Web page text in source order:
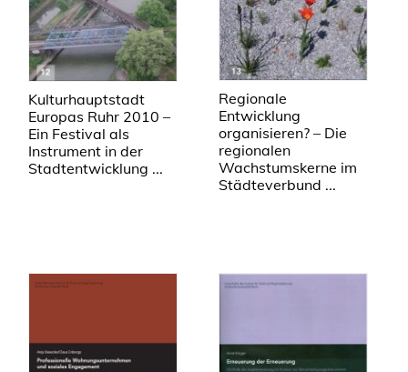
Kulturhauptstadt
Europas Ruhr 2010 –
Ein Festival als
Instrument in der
Stadtentwicklung ...
Regionale
Entwicklung
organisieren? – Die
regionalen
Wachstumskerne im
Städteverbund ...